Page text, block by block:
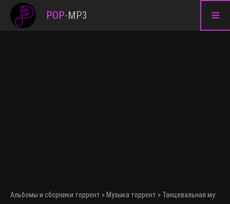
≡
POP-MP3
Альбомы и сборники торрент » Музыка торрент » Танцевальная